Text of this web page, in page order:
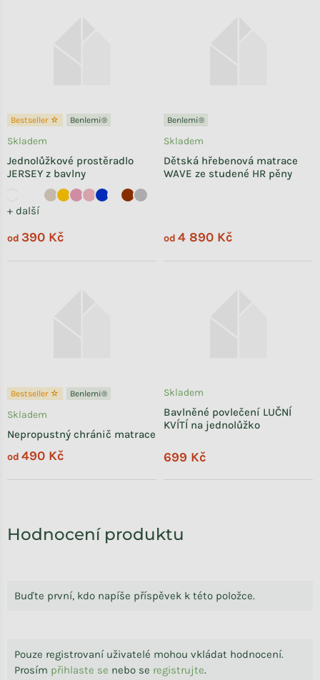
Hodnocení produktu
Buďte první, kdo napíše příspěvek k této položce.
Pouze registrovaní uživatelé mohou vkládat hodnocení.
Prosím přihlaste se nebo se registrujte.
Bestseller ☆ Benlemi®
Jednolůžkové prostěradlo
JERSEY z bavlny
+ další
Skladem
od 390 Kč
Benlemi®
Dětská hřebenová matrace
WAVE ze studené HR pěny
Skladem
od 4 890 Kč
Bestseller ☆ Benlemi®
Nepropustný chránič matrace
Skladem
od 490 Kč
Bavlněné povlečení LUČNÍ
KVÍTÍ na jednolůžko
Skladem
699 Kč